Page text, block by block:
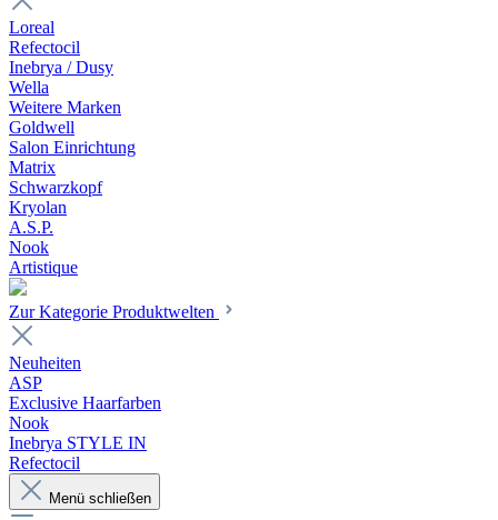
Loreal
Refectocil
Inebrya / Dusy
Wella
Weitere Marken
Goldwell
Salon Einrichtung
Matrix
Schwarzkopf
Kryolan
A.S.P.
Nook
Artistique
Zur Kategorie Produktwelten
Neuheiten
ASP
Exclusive Haarfarben
Nook
Inebrya STYLE IN
Refectocil
Menü schließen